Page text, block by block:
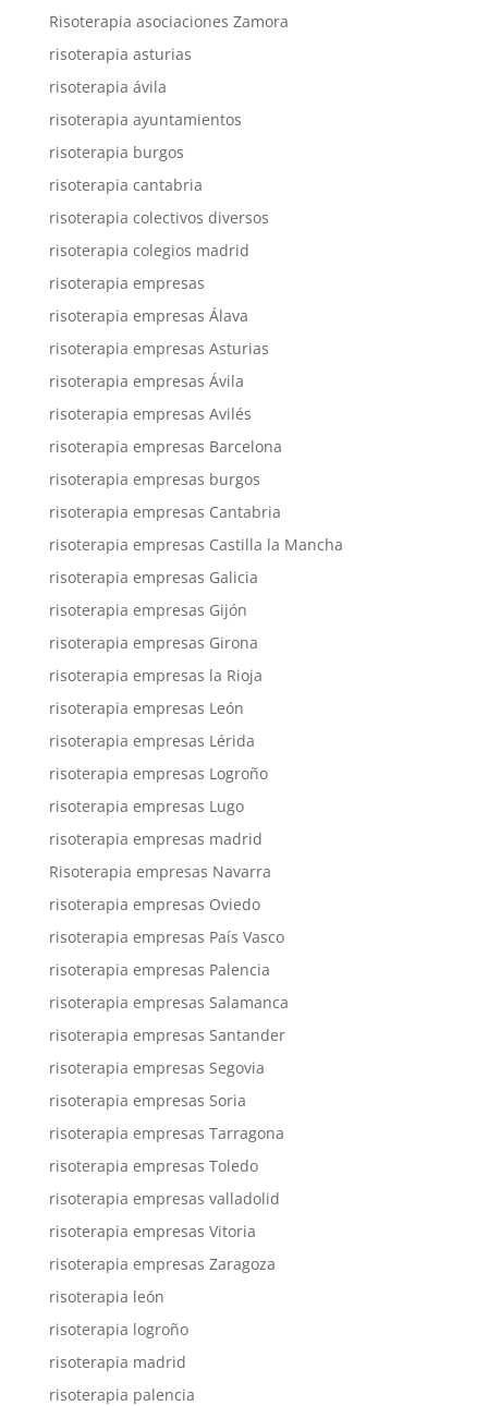
Risoterapia asociaciones Zamora
risoterapia asturias
risoterapia ávila
risoterapia ayuntamientos
risoterapia burgos
risoterapia cantabria
risoterapia colectivos diversos
risoterapia colegios madrid
risoterapia empresas
risoterapia empresas Álava
risoterapia empresas Asturias
risoterapia empresas Ávila
risoterapia empresas Avilés
risoterapia empresas Barcelona
risoterapia empresas burgos
risoterapia empresas Cantabria
risoterapia empresas Castilla la Mancha
risoterapia empresas Galicia
risoterapia empresas Gijón
risoterapia empresas Girona
risoterapia empresas la Rioja
risoterapia empresas León
risoterapia empresas Lérida
risoterapia empresas Logroño
risoterapia empresas Lugo
risoterapia empresas madrid
Risoterapia empresas Navarra
risoterapia empresas Oviedo
risoterapia empresas País Vasco
risoterapia empresas Palencia
risoterapia empresas Salamanca
risoterapia empresas Santander
risoterapia empresas Segovia
risoterapia empresas Soria
risoterapia empresas Tarragona
risoterapia empresas Toledo
risoterapia empresas valladolid
risoterapia empresas Vitoria
risoterapia empresas Zaragoza
risoterapia león
risoterapia logroño
risoterapia madrid
risoterapia palencia